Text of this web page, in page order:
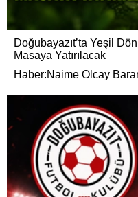
Doğubayazıt’ta Yeşil
Masaya Yatırılacak
Haber:Naime Olcay